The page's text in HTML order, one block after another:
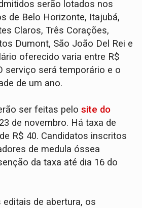
serão lotados nos
de Belo Horizonte, Itajubá,
Claros, Três Corações,
Dumont, São João Del Rei e
oferecido varia entre R$
serviço será temporário e o
de um ano.
ser feitas pelosite do
de novembro. Há taxa de
R$ 40. Candidatos inscritos
de medula óssea
da taxa até dia 16 do
de abertura, os